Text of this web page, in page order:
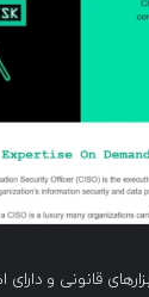
قانونی و دارای